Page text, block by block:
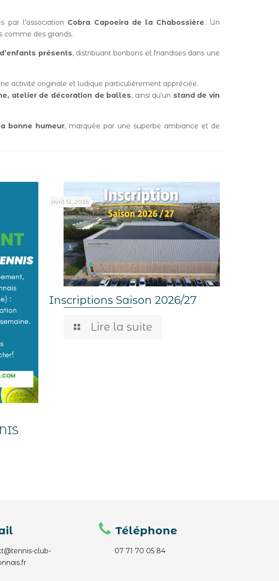
par l’association Cobra Capoeira de la Chabossière. Un
comme des grands.
présents, distribuant bonbons et friandises dans une
activité originale et ludique particulièrement appréciée.
atelier de décoration de balles, ainsi qu’un stand de vin
bonne humeur, marquée par une superbe ambiance et de
avril 12, 2026
Inscriptions Saison 2026/27
Lire la suite
club-
Téléphone
07 71 70 05 84